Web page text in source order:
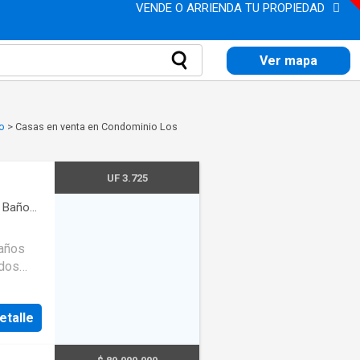
VENDE O ARRIENDA TU PROPIEDAD
Ver mapa
> Casas en venta en Condominio Los
Baños
UF 3.725